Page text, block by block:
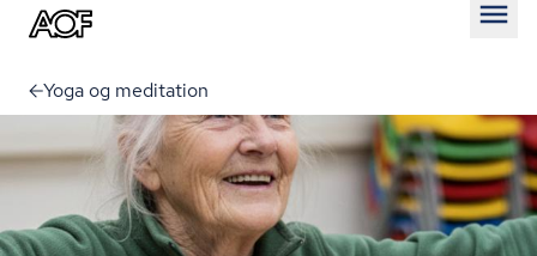
Yoga og meditation